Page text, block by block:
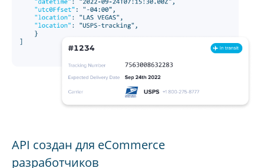
API создан для eCommerce
разработчиков